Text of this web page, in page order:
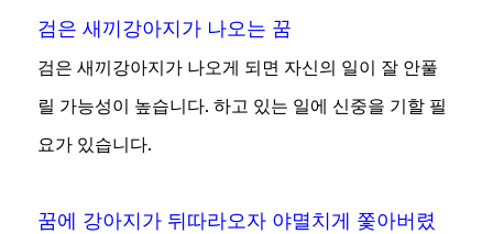
검은 새끼강아지가 나오는 꿈
검은 새끼강아지가 나오게 되면 자신의 일이 잘 안풀
릴 가능성이 높습니다. 하고 있는 일에 신중을 기할 필
요가 있습니다.
꿈에 강아지가 뒤따라오자 야멸치게 쫓아버렸